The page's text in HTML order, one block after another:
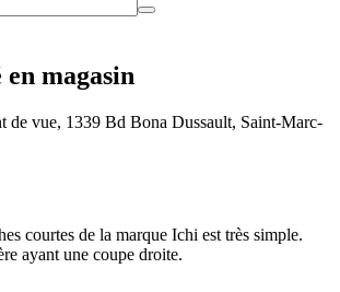
magasin
de vue, 1339 Bd Bona Dussault, Saint-Marc-
courtes de la marque Ichi est très simple.
ayant une coupe droite.